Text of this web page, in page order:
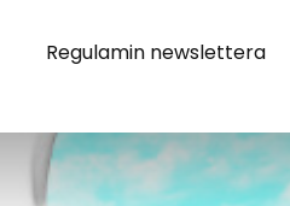
Regulamin newslettera